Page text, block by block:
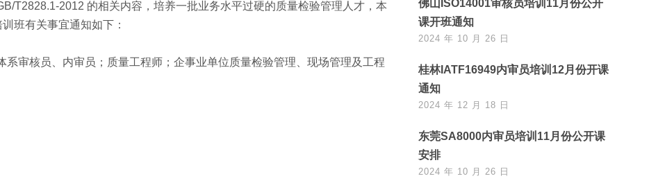
T2828.1-2012 的相关内容，培养一批业务水平过硬的质量检验管理人才，本
班有关事宜通知如下：
审核员、内审员；质量工程师；企事业单位质量检验管理、现场管理及工程
佛山ISO14001审核员培训11月份公开
课开班通知
2024 年 10 月 26 日
桂林IATF16949内审员培训12月份开课
通知
2024 年 12 月 18 日
东莞SA8000内审员培训11月份公开课
安排
2024 年 10 月 26 日